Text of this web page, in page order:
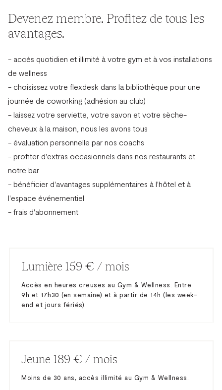
Devenez membre. Profitez de tous les
avantages.
- accès quotidien et illimité à votre gym et à vos installations
de wellness
- choisissez votre flexdesk dans la bibliothèque pour une
journée de coworking (adhésion au club)
- laissez votre serviette, votre savon et votre sèche-
cheveux à la maison, nous les avons tous
- évaluation personnelle par nos coachs
- profiter d'extras occasionnels dans nos restaurants et
notre bar
- bénéficier d'avantages supplémentaires à l'hôtel et à
l'espace événementiel
- frais d'abonnement
Lumière 159 € / mois
Accès en heures creuses au Gym & Wellness. Entre
9h et 17h30 (en semaine) et à partir de 14h (les week-
end et jours fériés).
Jeune 189 € / mois
Moins de 30 ans, accès illimité au Gym & Wellness.